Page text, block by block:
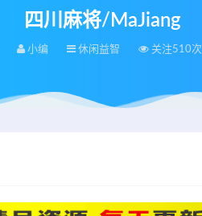
四川麻将/MaJiang
小编 休闲益智 关注510次